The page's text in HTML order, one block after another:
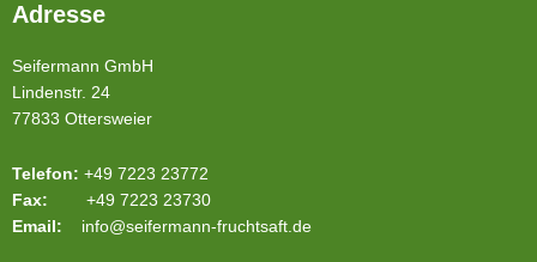
Adresse
Seifermann GmbH
Lindenstr. 24
77833 Ottersweier
Telefon: +49 7223 23772
Fax:
+49 7223 23730
Email: info@seifermann-fruchtsaft.de